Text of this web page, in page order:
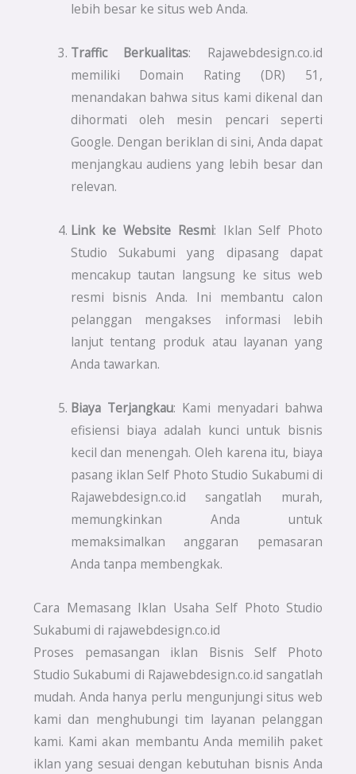
lebih besar ke situs web Anda.
Traffic Berkualitas: Rajawebdesign.co.id
memiliki Domain Rating (DR) 51,
menandakan bahwa situs kami dikenal dan
dihormati oleh mesin pencari seperti
Google. Dengan beriklan di sini, Anda dapat
menjangkau audiens yang lebih besar dan
relevan.
Link ke Website Resmi: Iklan Self Photo
Studio Sukabumi yang dipasang dapat
mencakup tautan langsung ke situs web
resmi bisnis Anda. Ini membantu calon
pelanggan mengakses informasi lebih
lanjut tentang produk atau layanan yang
Anda tawarkan.
Biaya Terjangkau: Kami menyadari bahwa
efisiensi biaya adalah kunci untuk bisnis
kecil dan menengah. Oleh karena itu, biaya
pasang iklan Self Photo Studio Sukabumi di
Rajawebdesign.co.id sangatlah murah,
memungkinkan Anda untuk
memaksimalkan anggaran pemasaran
Anda tanpa membengkak.
Cara Memasang Iklan Usaha Self Photo Studio
Sukabumi di rajawebdesign.co.id
Proses pemasangan iklan Bisnis Self Photo
Studio Sukabumi di Rajawebdesign.co.id sangatlah
mudah. Anda hanya perlu mengunjungi situs web
kami dan menghubungi tim layanan pelanggan
kami. Kami akan membantu Anda memilih paket
iklan yang sesuai dengan kebutuhan bisnis Anda